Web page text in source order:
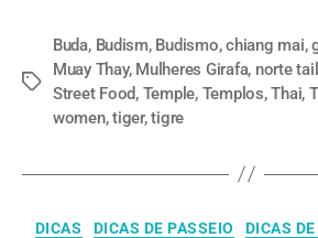
Buda, Budism, Budismo,chiang mai,
Muay Thay, Mulheres Girafa, norte
Street Food, Temple, Templos,Thai,
women,tiger,tigre
DICAS DICAS DE PASSEIO DICAS